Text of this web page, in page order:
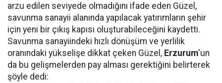
arzu edilen seviyede olmadığını ifade eden Güzel,
savunma sanayii alanında yapılacak yatırımların şehir
için yeni bir çıkış kapısı oluşturabileceğini kaydetti.
Savunma sanayiindeki hızlı dönüşüm ve yerlilik
oranındaki yükselişe dikkat çeken Güzel, Erzurum'un
da bu gelişmelerden pay alması gerektiğini belirterek
şöyle dedi: